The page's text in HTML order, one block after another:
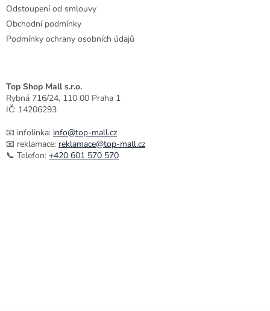
Odstoupení od smlouvy
Obchodní podmínky
Podmínky ochrany osobních údajů
Top Shop Mall s.r.o.
Rybná 716/24, 110 00 Praha 1
IČ: 14206293
📧 infolinka: info@top-mall.cz
📧 reklamace: reklamace@top-mall.cz
📞 Telefon: +420 601 570 570